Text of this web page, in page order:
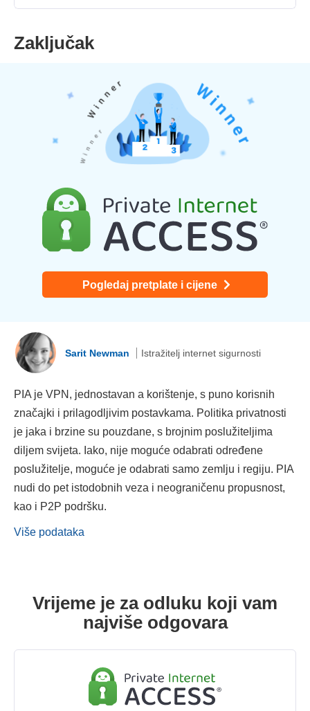
Zaključak
Pogledaj pretplate i cijene
Sarit Newman Istražitelj internet sigurnosti
PIA je VPN, jednostavan a korištenje, s puno korisnih
značajki i prilagodljivim postavkama. Politika privatnosti
je jaka i brzine su pouzdane, s brojnim poslužiteljima
diljem svijeta. Iako, nije moguće odabrati određene
poslužitelje, moguće je odabrati samo zemlju i regiju. PIA
nudi do pet istodobnih veza i neograničenu propusnost,
kao i P2P podršku.
Više podataka
Vrijeme je za odluku koji vam
najviše odgovara